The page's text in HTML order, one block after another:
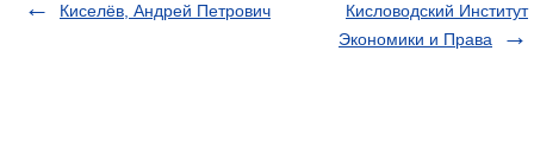
Киселёв, Андрей Петрович
Кисловодский Институт
Экономики и Права